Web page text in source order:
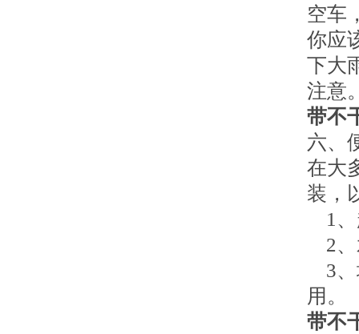
空车
你应
下大
注意
带不
六、
在大
装，
1、
2、
3、
用。
带不